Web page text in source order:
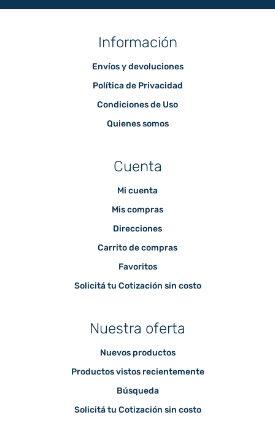
Información
Envíos y devoluciones
Política de Privacidad
Condiciones de Uso
Quienes somos
Cuenta
Mi cuenta
Mis compras
Direcciones
Carrito de compras
Favoritos
Solicitá tu Cotización sin costo
Nuestra oferta
Nuevos productos
Productos vistos recientemente
Búsqueda
Solicitá tu Cotización sin costo